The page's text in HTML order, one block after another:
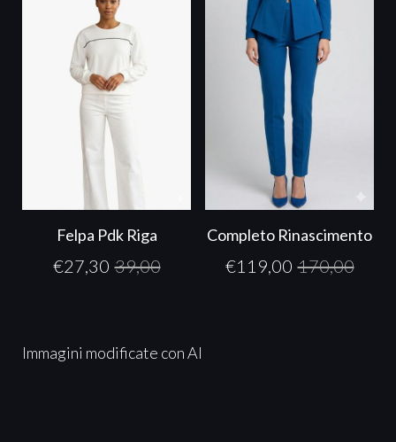
Felpa Pdk Riga
€27,30 39,00
Completo Rinascimento
€119,00 170,00
Immagini modificate con AI